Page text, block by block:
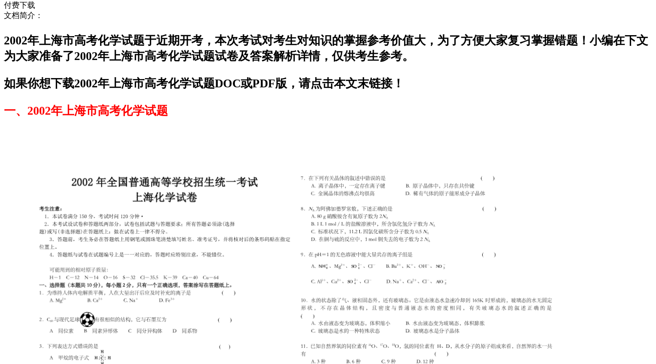
付费下载
文档简介：
2002年上海市高考化学试题于近期开考，本次考试对考生对知识的掌握参考价值大，为了方便大家复习掌握错题！小编在下文
为大家准备了2002年上海市高考化学试题试卷及答案解析详情，仅供考生参考。
如果你想下载2002年上海市高考化学试题DOC或PDF版，请点击本文末链接！
一、2002年上海市高考化学试题